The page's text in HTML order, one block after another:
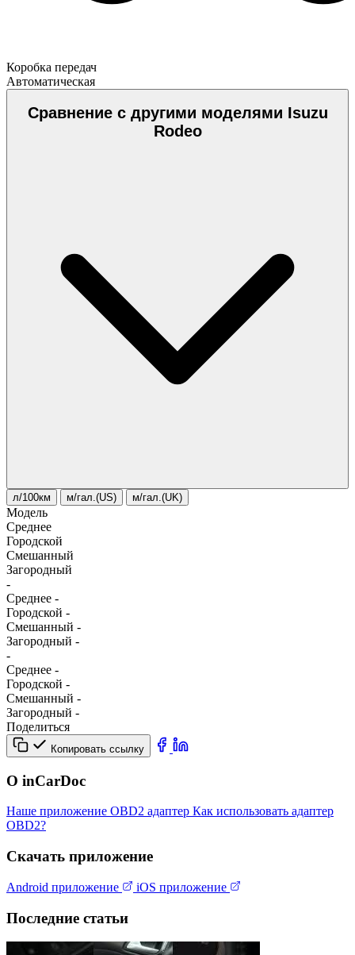
Коробка передач
Автоматическая
Сравнение с другими моделями Isuzu
Rodeo
л/100км м/гал.(US) м/гал.(UK)
Модель
Среднее
Городской
Смешанный
Загородный
-
Среднее -
Городской -
Смешанный -
Загородный -
-
Среднее -
Городской -
Смешанный -
Загородный -
Поделиться
Копировать ссылку
О inCarDoc
Наше приложение OBD2 адаптер Как использовать адаптер
OBD2?
Скачать приложение
Android приложение iOS приложение
Последние статьи